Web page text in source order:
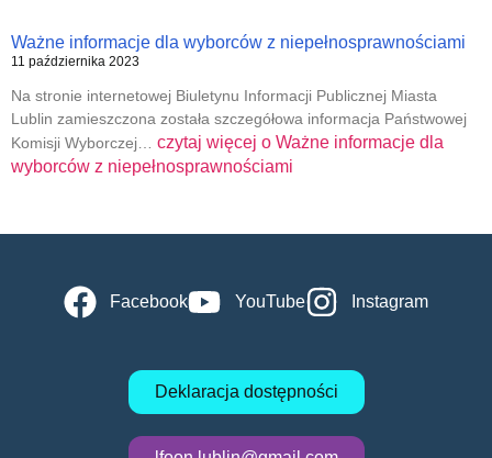
Ważne informacje dla wyborców z niepełnosprawnościami
11 października 2023
Na stronie internetowej Biuletynu Informacji Publicznej Miasta
Lublin zamieszczona została szczegółowa informacja Państwowej
Komisji Wyborczej… czytaj więcej o Ważne informacje dla
wyborców z niepełnosprawnościami
Facebook YouTube Instagram
Deklaracja dostępności